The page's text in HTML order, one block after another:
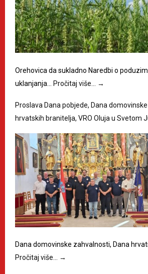
Orehovica da sukladno Naredbi o
uklanjanja…
Pročitaj više… →
Proslava Dana pobjede, Dana
hrvatskih branitelja, VRO Oluja u Svetom
Dana domovinske zahvalnosti, Dana
Pročitaj više…
→